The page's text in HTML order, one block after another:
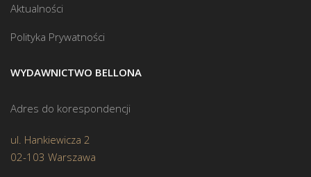
Aktualności
Polityka Prywatności
WYDAWNICTWO BELLONA
Adres do korespondencji
ul. Hankiewicza 2
02-103 Warszawa